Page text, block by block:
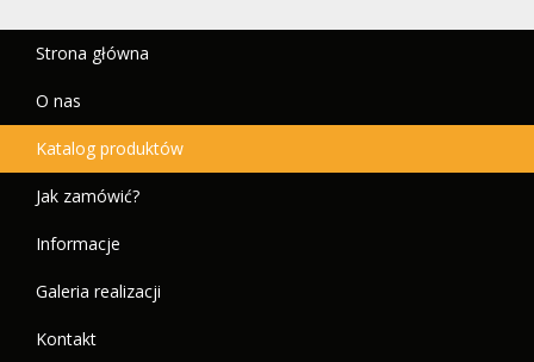
Strona główna
O nas
Katalog produktów
Jak zamówić?
Informacje
Galeria realizacji
Kontakt